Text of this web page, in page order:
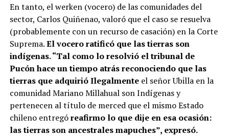
En tanto, el werken (vocero) de las comunidades del
sector, Carlos Quiñenao, valoró que el caso se resuelva
(probablemente con un recurso de casación) en la Corte
Suprema.El vocero ratificó que las tierras son
indígenas. “Tal como lo resolvió el tribunal de
Pucón hace un tiempo atrás reconociendo que las
tierras que adquirió Ilegalmenteel señor Ubilla en la
comunidad Mariano Millahual son Indígenas y
pertenecen al título de merced que el mismo Estado
chileno entregóreafirmo lo que dije en esa ocasión:
las tierras son ancestrales mapuches”, expresó.